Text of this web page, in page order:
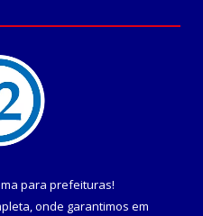
para prefeituras!
onde garantimos em